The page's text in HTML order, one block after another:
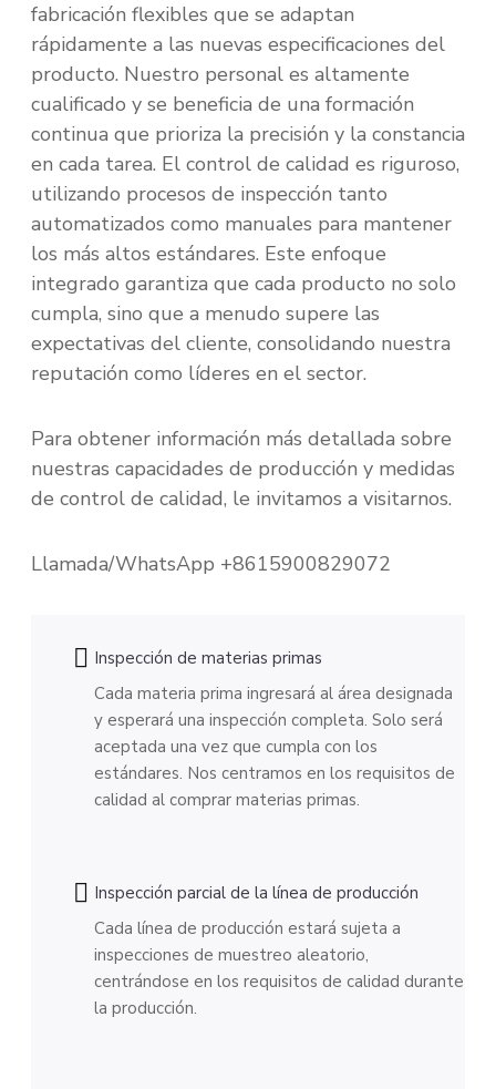
fabricación flexibles que se adaptan
rápidamente a las nuevas especificaciones del
producto. Nuestro personal es altamente
cualificado y se beneficia de una formación
continua que prioriza la precisión y la constancia
en cada tarea. El control de calidad es riguroso,
utilizando procesos de inspección tanto
automatizados como manuales para mantener
los más altos estándares. Este enfoque
integrado garantiza que cada producto no solo
cumpla, sino que a menudo supere las
expectativas del cliente, consolidando nuestra
reputación como líderes en el sector.
Para obtener información más detallada sobre
nuestras capacidades de producción y medidas
de control de calidad, le invitamos a visitarnos.
Llamada/WhatsApp +8615900829072
Inspección de materias primas
Cada materia prima ingresará al área designada
y esperará una inspección completa. Solo será
aceptada una vez que cumpla con los
estándares. Nos centramos en los requisitos de
calidad al comprar materias primas.
Inspección parcial de la línea de producción
Cada línea de producción estará sujeta a
inspecciones de muestreo aleatorio,
centrándose en los requisitos de calidad durante
la producción.